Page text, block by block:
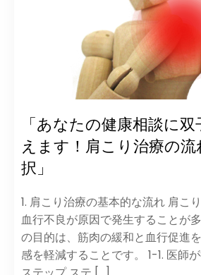
「あなたの健康相談に
えます！肩こり治療の
択」
1. 肩こり治療の基本的な流れ 肩こ
血行不良が原因で発生することが
の目的は、筋肉の緩和と血行促進
感を軽減することです。 1-1. 医師